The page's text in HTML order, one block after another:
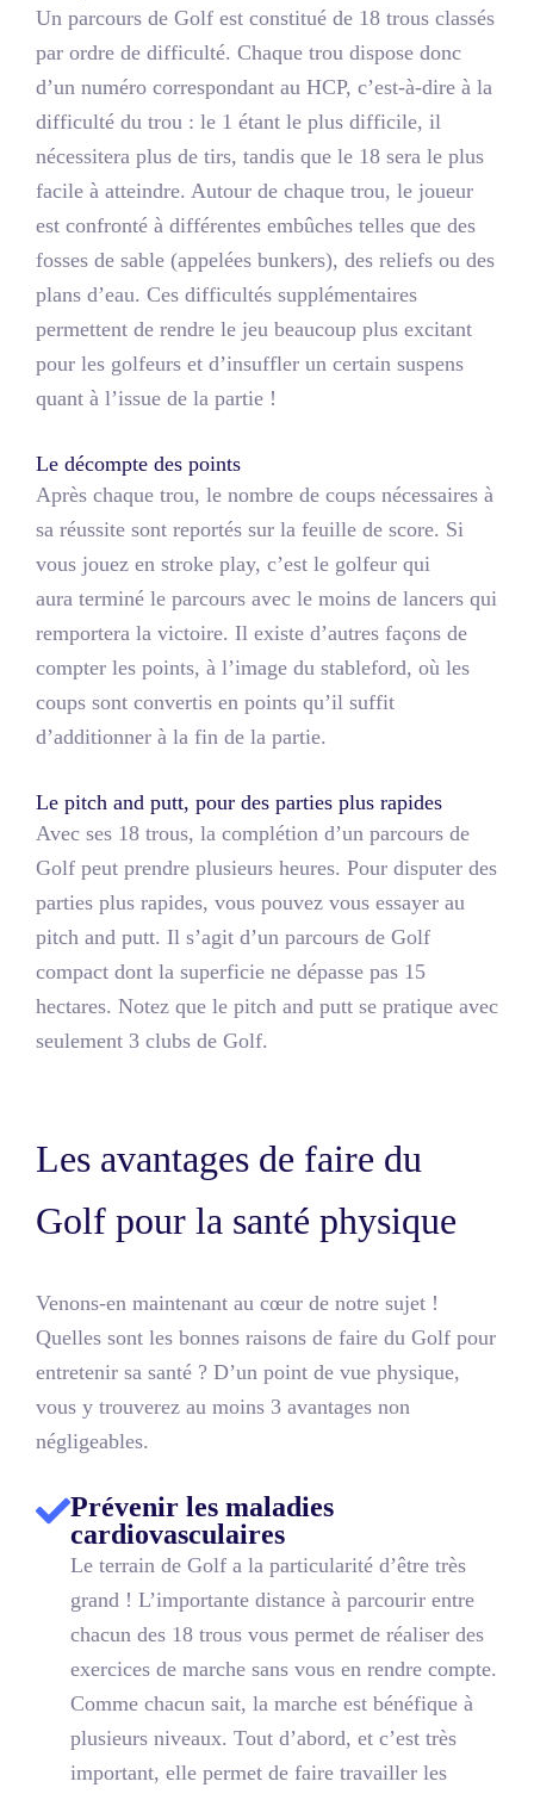
Un parcours de Golf est constitué de 18 trous classés
par ordre de difficulté. Chaque trou dispose donc
d’un numéro correspondant au HCP, c’est-à-dire à la
difficulté du trou : le 1 étant le plus difficile, il
nécessitera plus de tirs, tandis que le 18 sera le plus
facile à atteindre. Autour de chaque trou, le joueur
est confronté à différentes embûches telles que des
fosses de sable (appelées bunkers), des reliefs ou des
plans d’eau. Ces difficultés supplémentaires
permettent de rendre le jeu beaucoup plus excitant
pour les golfeurs et d’insuffler un certain suspens
quant à l’issue de la partie !
Le décompte des points
Après chaque trou, le nombre de coups nécessaires à
sa réussite sont reportés sur la feuille de score. Si
vous jouez en stroke play, c’est le golfeur qui
aura terminé le parcours avec le moins de lancers qui
remportera la victoire. Il existe d’autres façons de
compter les points, à l’image du stableford, où les
coups sont convertis en points qu’il suffit
d’additionner à la fin de la partie.
Le pitch and putt, pour des parties plus rapides
Avec ses 18 trous, la complétion d’un parcours de
Golf peut prendre plusieurs heures. Pour disputer des
parties plus rapides, vous pouvez vous essayer au
pitch and putt. Il s’agit d’un parcours de Golf
compact dont la superficie ne dépasse pas 15
hectares. Notez que le pitch and putt se pratique avec
seulement 3 clubs de Golf.
Les avantages de faire du
Golf pour la santé physique
Venons-en maintenant au cœur de notre sujet !
Quelles sont les bonnes raisons de faire du Golf pour
entretenir sa santé ? D’un point de vue physique,
vous y trouverez au moins 3 avantages non
négligeables.
Prévenir les maladies
cardiovasculaires
Le terrain de Golf a la particularité d’être très
grand ! L’importante distance à parcourir entre
chacun des 18 trous vous permet de réaliser des
exercices de marche sans vous en rendre compte.
Comme chacun sait, la marche est bénéfique à
plusieurs niveaux. Tout d’abord, et c’est très
important, elle permet de faire travailler les